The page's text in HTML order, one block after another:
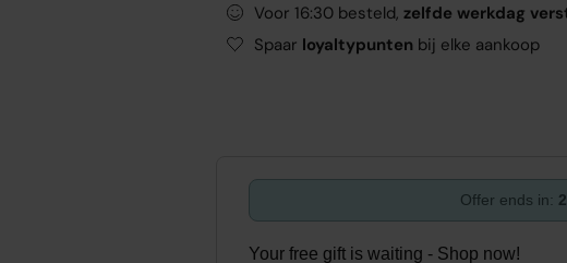
Voor 16:30 besteld, zelfde werkdag
Spaar loyaltypunten bij elke aankoop
Offer ends in:
Your free gift is waiting - Shop now!